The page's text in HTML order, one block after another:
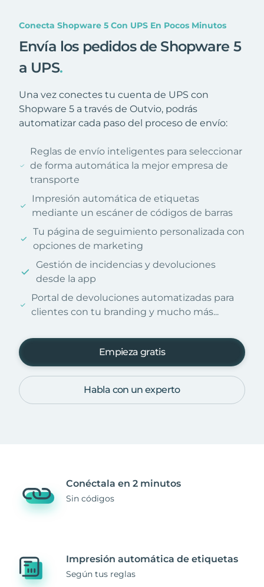
Conecta Shopware 5 Con UPS En Pocos Minutos
Envía los pedidos de Shopware 5
a UPS.
Una vez conectes tu cuenta de UPS con
Shopware 5 a través de Outvio, podrás
automatizar cada paso del proceso de envío:
Reglas de envío inteligentes para seleccionar
de forma automática la mejor empresa de
transporte
Impresión automática de etiquetas
mediante un escáner de códigos de barras
Tu página de seguimiento personalizada con
opciones de marketing
Gestión de incidencias y devoluciones
desde la app
Portal de devoluciones automatizadas para
clientes con tu branding y mucho más...
Empieza gratis
Habla con un experto
Conéctala en 2 minutos
Sin códigos
Impresión automática de etiquetas
Según tus reglas